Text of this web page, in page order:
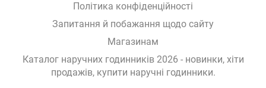
Політика конфіденційності
Запитання й побажання щодо сайту
Магазинам
Каталог наручних годинників 2026 - новинки, хіти
продажів, купити наручні годинники.